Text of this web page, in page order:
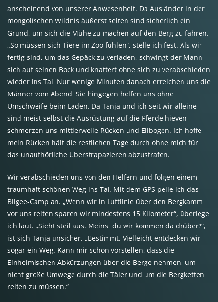
anscheinend von unserer Anwesenheit. Da Ausländer in der
mongolischen Wildnis äußerst selten sind sicherlich ein
Grund, um sich die Mühe zu machen auf den Berg zu fahren.
„So müssen sich Tiere im Zoo fühlen“, stelle ich fest. Als wir
fertig sind, um das Gepäck zu verladen, schwingt der Mann
sich auf seinen Bock und knattert ohne sich zu verabschieden
wieder ins Tal. Nur wenige Minuten danach erreichen uns die
Männer vom Abend. Sie hingegen helfen uns ohne
Umschweife beim Laden. Da Tanja und ich seit wir alleine
sind meist selbst die Ausrüstung auf die Pferde hieven
schmerzen uns mittlerweile Rücken und Ellbogen. Ich hoffe
mein Rücken hält die restlichen Tage durch ohne mich für
das unaufhörliche Überstrapazieren abzustrafen.
Wir verabschieden uns von den Helfern und folgen einem
traumhaft schönen Weg ins Tal. Mit dem GPS peile ich das
Bilgee-Camp an. „Wenn wir in Luftlinie über den Bergkamm
vor uns reiten sparen wir mindestens 15 Kilometer“, überlege
ich laut. „Sieht steil aus. Meinst du wir kommen da drüber?“,
ist sich Tanja unsicher. „Bestimmt. Vielleicht entdecken wir
sogar ein Weg. Kann mir schon vorstellen, dass die
Einheimischen Abkürzungen über die Berge nehmen, um
nicht große Umwege durch die Täler und um die Bergketten
reiten zu müssen.“